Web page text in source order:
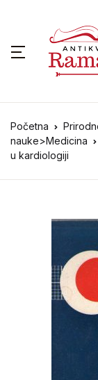
Početna
nauke>Medicina
u kardiologiji